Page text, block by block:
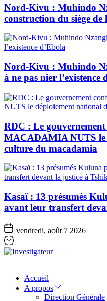
Nord-Kivu : Muhindo
construction du siège de
Nord-Kivu : Muhindo
à ne pas nier l’existence
RDC : Le
MACADAMIA NUTS le
culture du macadamia
Kasaï : 13 présumés
avant leur transfert
vendredi, août 7 2026
Accueil
A propos
Direction Générale